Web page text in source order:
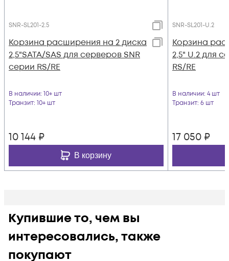
SNR-SL201-2.5
Корзина расширения на 2 диска
2,5"SATA/SAS для серверов SNR
серии RS/RE
В наличии: 10+ шт
Транзит: 10+ шт
10 144 ₽
В корзину
SNR-SL201-U.2
Корзина
2,5" U.2 для
RS/RE
В наличии: 4 шт
Транзит: 6 шт
17 050 ₽
Купившие то, чем вы
интересовались, также
покупают